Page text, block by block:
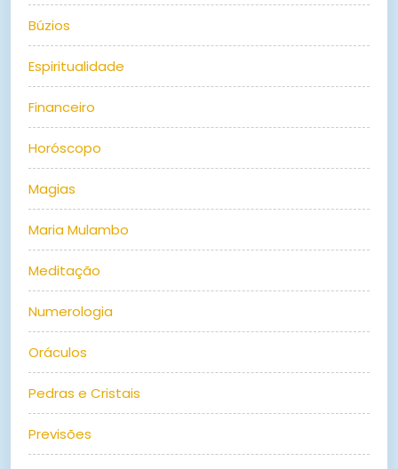
Búzios
Espiritualidade
Financeiro
Horóscopo
Magias
Maria Mulambo
Meditação
Numerologia
Oráculos
Pedras e Cristais
Previsões